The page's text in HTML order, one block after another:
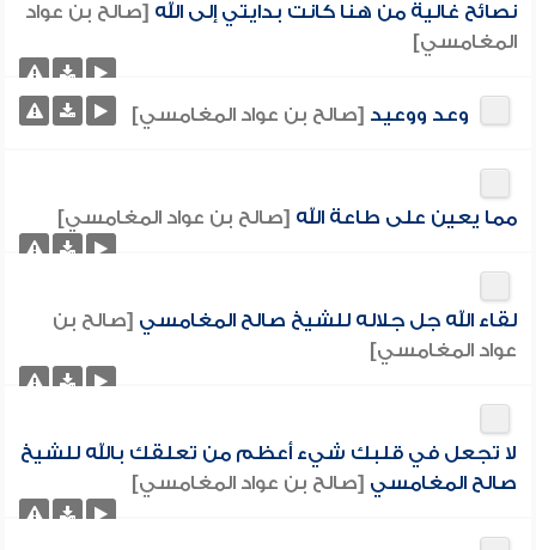
نصائح غالية من هنا كانت بدايتي إلى الله [صالح بن عواد
المغامسي]
وعد ووعيد [صالح بن عواد المغامسي]
مما يعين على طاعة الله [صالح بن عواد المغامسي]
لقاء الله جل جلاله للشيخ صالح المغامسي [صالح بن
عواد المغامسي]
لا تجعل في قلبك شيء أعظم من تعلقك بالله للشيخ
صالح المغامسي [صالح بن عواد المغامسي]